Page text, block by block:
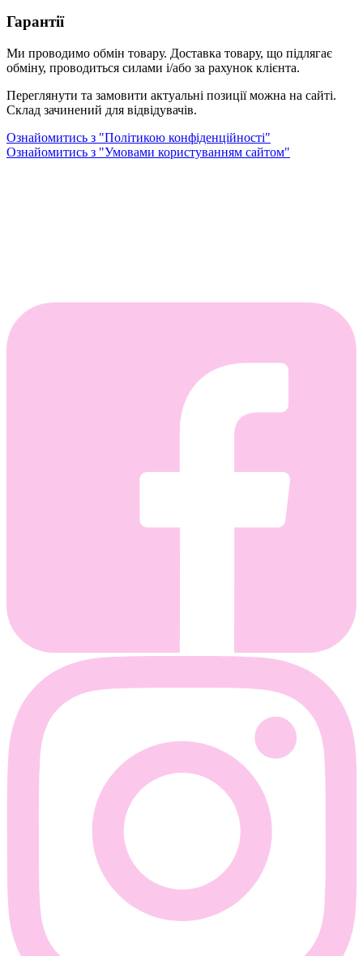
Гарантії
Ми проводимо обмін товару. Доставка товару, що підлягає
обміну, проводиться силами і/або за рахунок клієнта.
Переглянути та замовити актуальні позиції можна на сайті.
Склад зачинений для відвідувачів.
Ознайомитись з "Політикою конфіденційності"
Ознайомитись з "Умовами користуванням сайтом"